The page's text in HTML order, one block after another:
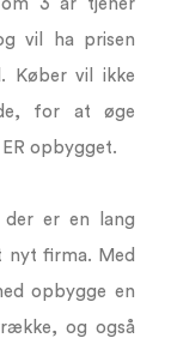
3 år tjener
vil ha prisen
Køber vil ikke
for at øge
opbygget.
der er en lang
nyt firma. Med
opbygge en
og også